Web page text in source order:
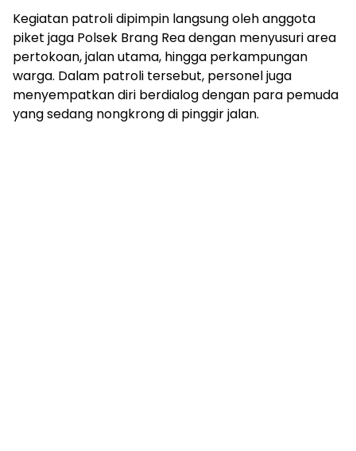
Kegiatan patroli dipimpin langsung oleh anggota
piket jaga Polsek Brang Rea dengan menyusuri area
pertokoan, jalan utama, hingga perkampungan
warga. Dalam patroli tersebut, personel juga
menyempatkan diri berdialog dengan para pemuda
yang sedang nongkrong di pinggir jalan.